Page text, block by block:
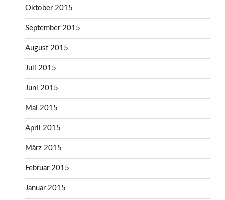
Oktober 2015
September 2015
August 2015
Juli 2015
Juni 2015
Mai 2015
April 2015
März 2015
Februar 2015
Januar 2015